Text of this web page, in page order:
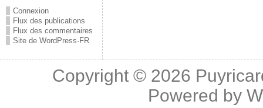
Connexion
Flux des publications
Flux des commentaires
Site de WordPress-FR
Copyright © 2026
Powered by